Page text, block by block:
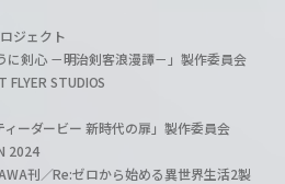
ジェクト
剣心 －明治剣客浪漫譚－」製作委員会
STUDIOS
ーダービー 新時代の扉」製作委員会
2024
刊／Re:ゼロから始める異世界生活2製